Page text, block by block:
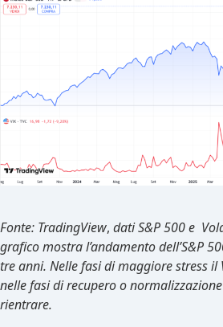
Fonte: TradingView, dati S&P 500 e
grafico mostra l’andamento dell’S&P
tre anni. Nelle fasi di maggiore stress il
nelle fasi di recupero o
rientrare.